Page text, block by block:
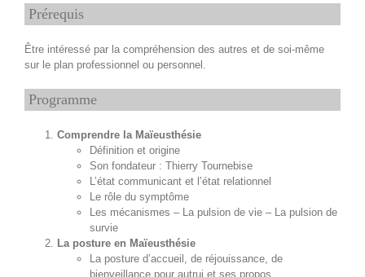
Prérequis
Être intéressé par la compréhension des autres et de soi-même
sur le plan professionnel ou personnel.
Programme
Comprendre la Maïeusthésie
Définition et origine
Son fondateur : Thierry Tournebise
L’état communicant et l’état relationnel
Le rôle du symptôme
Les mécanismes – La pulsion de vie – La pulsion de
survie
La posture en Maïeusthésie
La posture d’accueil, de réjouissance, de
bienveillance pour autrui et ses propos